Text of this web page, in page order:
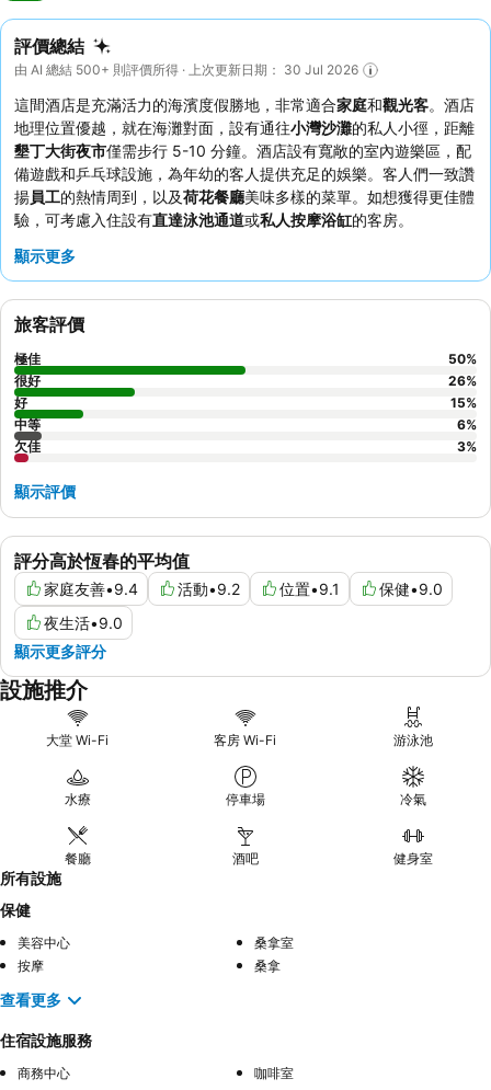
評價總結
由 AI 總結 500+ 則評價所得 · 上次更新日期： 30 Jul 2026
這間酒店是充滿活力的海濱度假勝地，非常適合家庭和觀光客。酒店
地理位置優越，就在海灘對面，設有通往小灣沙灘的私人小徑，距離
墾丁大街夜市僅需步行 5-10 分鐘。酒店設有寬敞的室內遊樂區，配
備遊戲和乒乓球設施，為年幼的客人提供充足的娛樂。客人們一致讚
揚員工的熱情周到，以及荷花餐廳美味多樣的菜單。如想獲得更佳體
驗，可考慮入住設有直達泳池通道或私人按摩浴缸的客房。
顯示更多
評分高於恆春的平均值
家庭友善•9.4 活動•9.2 位置•9.1 保健•9.0
夜生活•9.0
顯示更多評分
旅客評價
極佳 50%
很好
26%
好
15%
中等
6%
欠佳
3%
顯示評價
設施推介
大堂 Wi-Fi 客房 Wi-Fi 游泳池
水療 停車場 冷氣
餐廳 酒吧 健身室
所有設施
保健
美容中心
桑拿室
按摩
桑拿
查看更多
住宿設施服務
商務中心
咖啡室